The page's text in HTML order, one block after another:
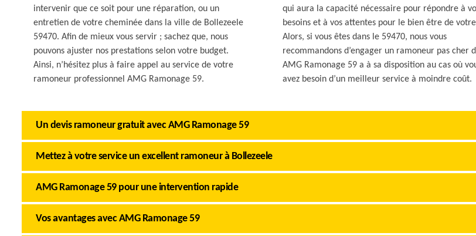
intervenir que ce soit pour une réparation, ou un
entretien de votre cheminée dans la ville de Bollezeele
59470. Afin de mieux vous servir ; sachez que, nous
pouvons ajuster nos prestations selon votre budget.
Ainsi, n’hésitez plus à faire appel au service de votre
ramoneur professionnel AMG Ramonage 59.
qui aura la capacité nécessaire pour répondre à
besoins et à vos attentes pour le bien être de
Alors, si vous êtes dans le 59470, nous vous
recommandons d’engager un ramoneur pas cher
AMG Ramonage 59 a à sa disposition au cas où
avez besoin d’un meilleur service à moindre coût.
Un devis ramoneur gratuit avec AMG Ramonage 59
Mettez à votre service un excellent ramoneur à Bollezeele
AMG Ramonage 59 pour une intervention rapide
Vos avantages avec AMG Ramonage 59